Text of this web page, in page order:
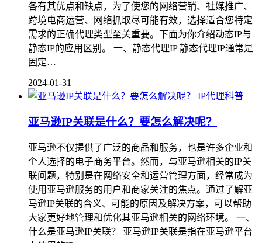
各有其优点和缺点，为了使您的网络营销、社媒推广、
跨境电商运营、网络抓取尽可能有效，选择适合您特定
需求的正确代理类型至关重要。下面为你介绍动态IP与
静态IP的应用区别。 一、静态代理IP 静态代理IP通常是
固定…
2024-01-31
IP代理科普
亚马逊IP关联是什么？要怎么解决呢？
亚马逊不仅提供了广泛的商品和服务，也是许多企业和
个人选择的电子商务平台。然而，与亚马逊相关的IP关
联问题，特别是在网络安全和运营管理方面，经常成为
使用亚马逊服务的用户和商家关注的焦点。通过了解亚
马逊IP关联的含义、可能的原因及解决方案，可以帮助
大家更好地管理和优化其亚马逊相关的网络环境。 一、
什么是亚马逊IP关联？ 亚马逊IP关联是指在亚马逊平台